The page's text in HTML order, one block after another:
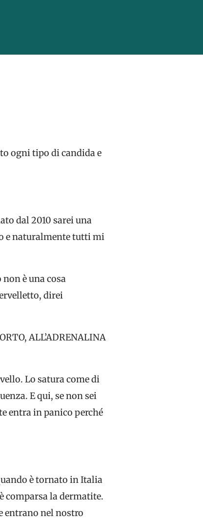
ogni tipo di candida e
dal 2010 sarei una
e naturalmente tutti mi
non è una cosa
direi
ALL’ADRENALINA
Lo satura come di
E qui, se non sei
entra in panico perché
è tornato in Italia
comparsa la dermatite.
entrano nel nostro